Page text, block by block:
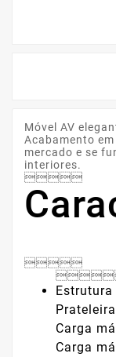
Móvel AV
Acabamento
mercado e se
interiores.


Carga
Carga